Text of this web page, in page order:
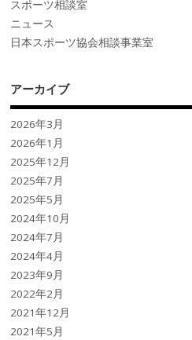
スポーツ相談室
ニュース
日本スポーツ協会相談事業室
アーカイブ
2026年3月
2026年1月
2025年12月
2025年7月
2025年5月
2024年10月
2024年7月
2024年4月
2023年9月
2022年2月
2021年12月
2021年5月